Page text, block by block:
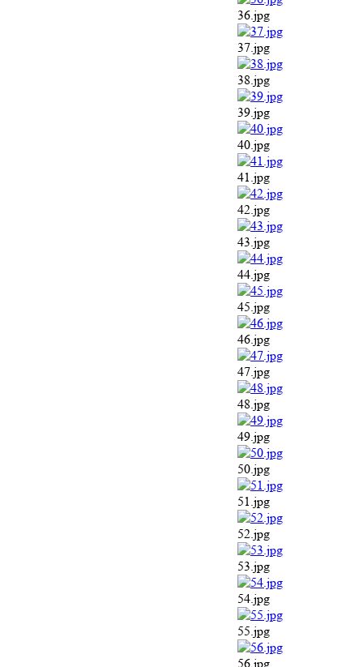
36.jpg
37.jpg
38.jpg
39.jpg
40.jpg
41.jpg
42.jpg
43.jpg
44.jpg
45.jpg
46.jpg
47.jpg
48.jpg
49.jpg
50.jpg
51.jpg
52.jpg
53.jpg
54.jpg
55.jpg
56.jpg